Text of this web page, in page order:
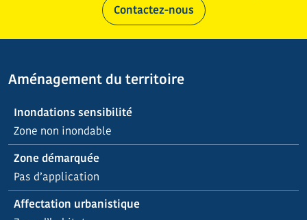
Contactez-nous
Aménagement du territoire
Inondations sensibilité
Zone non inondable
Zone démarquée
Pas d’application
Affectation urbanistique